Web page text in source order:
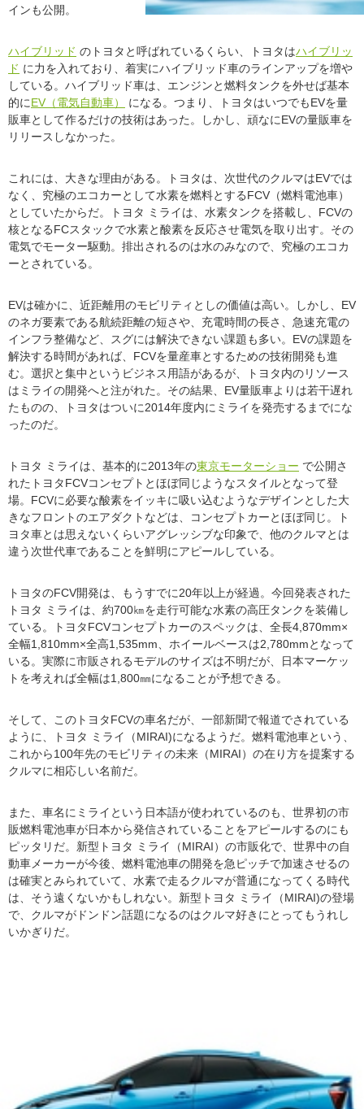
インも公開。
ハイブリッド のトヨタと呼ばれているくらい、トヨタはハイブリッ
ド に力を入れており、着実にハイブリッド車のラインアップを増や
している。ハイブリッド車は、エンジンと燃料タンクを外せば基本
的にEV（電気自動車）
になる。つまり、トヨタはいつでもEVを量
販車として作るだけの技術はあった。しかし、頑なにEVの量販車を
リリースしなかった。
これには、大きな理由がある。トヨタは、次世代のクルマはEVでは
なく、究極のエコカーとして水素を燃料とするFCV（燃料電池車）
としていたからだ。トヨタ ミライは、水素タンクを搭載し、FCVの
核となるFCスタックで水素と酸素を反応させ電気を取り出す。その
電気でモーター駆動。排出されるのは水のみなので、究極のエコカ
ーとされている。
EVは確かに、近距離用のモビリティとしの価値は高い。しかし、EV
のネガ要素である航続距離の短さや、充電時間の長さ、急速充電の
インフラ整備など、スグには解決できない課題も多い。EVの課題を
解決する時間があれば、FCVを量産車とするための技術開発も進
む。選択と集中というビジネス用語があるが、トヨタ内のリソース
はミライの開発へと注がれた。その結果、EV量販車よりは若干遅れ
たものの、トヨタはついに2014年度内にミライを発売するまでにな
ったのだ。
トヨタ ミライは、基本的に2013年の東京モーターショー で公開さ
れたトヨタFCVコンセプトとほぼ同じようなスタイルとなって登
場。FCVに必要な酸素をイッキに吸い込むようなデザインとした大
きなフロントのエアダクトなどは、コンセプトカーとほぼ同じ。ト
ヨタ車とは思えないくらいアグレッシブな印象で、他のクルマとは
違う次世代車であることを鮮明にアピールしている。
トヨタのFCV開発は、もうすでに20年以上が経過。今回発表された
トヨタ ミライは、約700㎞を走行可能な水素の高圧タンクを装備し
ている。トヨタFCVコンセプトカーのスペックは、全長4,870mm×
全幅1,810mm×全高1,535mm、ホイールベースは2,780mmとなって
いる。実際に市販されるモデルのサイズは不明だが、日本マーケッ
トを考えれば全幅は1,800㎜になることが予想できる。
そして、このトヨタFCVの車名だが、一部新聞で報道でされている
ように、トヨタ ミライ（MIRAI)になるようだ。燃料電池車という、
これから100年先のモビリティの未来（MIRAI）の在り方を提案する
クルマに相応しい名前だ。
また、車名にミライという日本語が使われているのも、世界初の市
販燃料電池車が日本から発信されていることをアピールするのにも
ピッタリだ。新型トヨタ ミライ（MIRAI）の市販化で、世界中の自
動車メーカーが今後、燃料電池車の開発を急ピッチで加速させるの
は確実とみられていて、水素で走るクルマが普通になってくる時代
は、そう遠くないかもしれない。新型トヨタ ミライ（MIRAI)の登場
で、クルマがドンドン話題になるのはクルマ好きにとってもうれし
いかぎりだ。